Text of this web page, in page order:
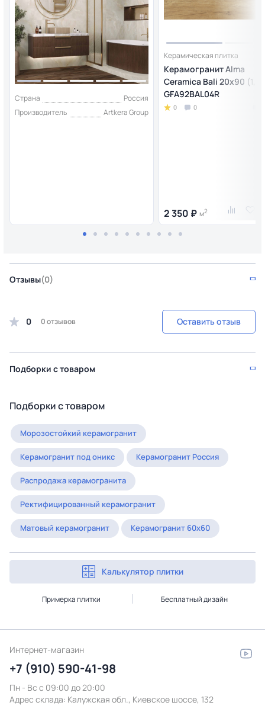
Страна
Россия
Производитель
Artkera Group
Керамическая плитка
Керамогранит Alma
Ceramica Bali 20х90
GFA92BAL04R
0 0
2 350 ₽ м2
Отзывы(0)
0 0 отзывов Оставить отзыв
Подборки с товаром
Подборки с товаром
Морозостойкий керамогранит
Керамогранит под оникс Керамогранит Россия
Распродажа керамогранита
Ректифицированный керамогранит
Матовый керамогранит Керамогранит 60x60
Калькулятор плитки
Примерка плитки Бесплатный дизайн
Интернет-магазин
+7 (910) 590-41-98
Пн - Вс с 09:00 до 20:00
Адрес склада: Калужская обл., Киевское шоссе, 132